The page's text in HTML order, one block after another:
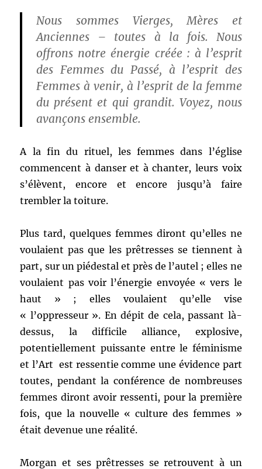
Nous sommes Vierges, Mères et
Anciennes – toutes à la fois. Nous
offrons notre énergie créée : à l’esprit
des Femmes du Passé, à l’esprit des
Femmes à venir, à l’esprit de la femme
du présent et qui grandit. Voyez, nous
avançons ensemble.
A la fin du rituel, les femmes dans l’église
commencent à danser et à chanter, leurs voix
s’élèvent, encore et encore jusqu’à faire
trembler la toiture.
Plus tard, quelques femmes diront qu’elles ne
voulaient pas que les prêtresses se tiennent à
part, sur un piédestal et près de l’autel ; elles ne
voulaient pas voir l’énergie envoyée « vers le
haut » ; elles voulaient qu’elle vise
« l’oppresseur ». En dépit de cela, passant là-
dessus, la difficile alliance, explosive,
potentiellement puissante entre le féminisme
et l’Art est ressentie comme une évidence part
toutes, pendant la conférence de nombreuses
femmes diront avoir ressenti, pour la première
fois, que la nouvelle « culture des femmes »
était devenue une réalité.
Morgan et ses prêtresses se retrouvent à un